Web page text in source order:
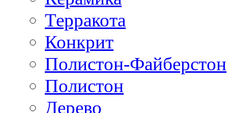
Терракота
Конкрит
Полистон-Файберстон
Полистон
Дерево